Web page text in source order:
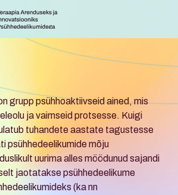
grupp psühhoaktiivseid ained, mis
ja vaimseid protsesse. Kuigi
tuhandete aastate tagustesse
psühhedeelikumide mõju
uurima alles möödunud sajandi
jaotatakse psühhedeelikume
(ka nn